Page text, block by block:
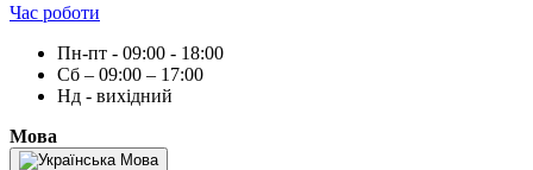
Час роботи
Пн-пт - 09:00 - 18:00
Сб – 09:00 – 17:00
Нд - вихідний
Мова
Мова